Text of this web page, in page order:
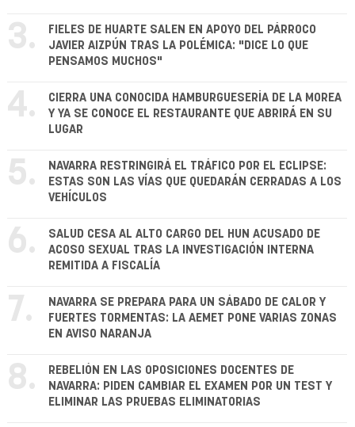
3.
FIELES DE HUARTE SALEN EN APOYO DEL PÁRROCO
JAVIER AIZPÚN TRAS LA POLÉMICA: "DICE LO QUE
PENSAMOS MUCHOS"
4.
CIERRA UNA CONOCIDA HAMBURGUESERÍA DE LA MOREA
Y YA SE CONOCE EL RESTAURANTE QUE ABRIRÁ EN SU
LUGAR
5.
NAVARRA RESTRINGIRÁ EL TRÁFICO POR EL ECLIPSE:
ESTAS SON LAS VÍAS QUE QUEDARÁN CERRADAS A LOS
VEHÍCULOS
6.
SALUD CESA AL ALTO CARGO DEL HUN ACUSADO DE
ACOSO SEXUAL TRAS LA INVESTIGACIÓN INTERNA
REMITIDA A FISCALÍA
7.
NAVARRA SE PREPARA PARA UN SÁBADO DE CALOR Y
FUERTES TORMENTAS: LA AEMET PONE VARIAS ZONAS
EN AVISO NARANJA
8.
REBELIÓN EN LAS OPOSICIONES DOCENTES DE
NAVARRA: PIDEN CAMBIAR EL EXAMEN POR UN TEST Y
ELIMINAR LAS PRUEBAS ELIMINATORIAS